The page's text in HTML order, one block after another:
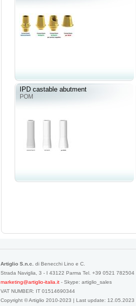
IPD castable abutment
POM
Artiglio S.n.c. di Benecchi Lino e C.
Strada Naviglia, 3 - I 43122 Parma Tel. +39 0521
marketing@artiglio-italia.it - Skype: artiglio_sales
VAT NUMBER: IT 01514690344
Copyright © Artiglio 2010-2023 | Last update: 12.05.2023